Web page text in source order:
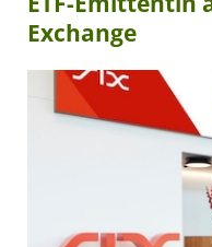
Exchange